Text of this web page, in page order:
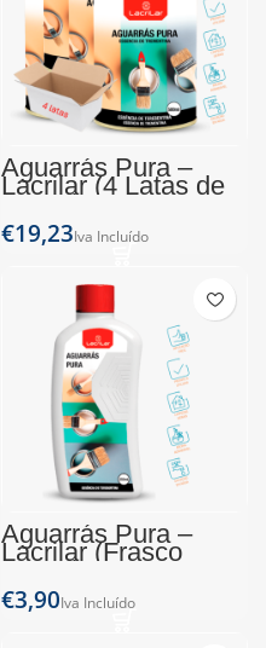
Aguarrás Pura –
Lacrilar (4 Latas de
500ml)
€
Aguarrás Pura –
Lacrilar (Frasco
250ml)
€